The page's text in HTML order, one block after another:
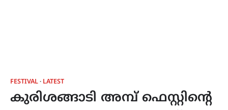
FESTIVAL LATEST
കുരിശങ്ങാടി അമ്പ് ഫെസ്റ്റിൻ്റെ